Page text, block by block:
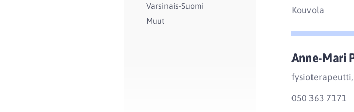
Varsinais-Suomi
Muut
Kouvola
Anne-Mari
fysioterapeutti,
050 363 7171